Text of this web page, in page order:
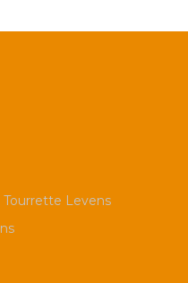
Tourrette Levens